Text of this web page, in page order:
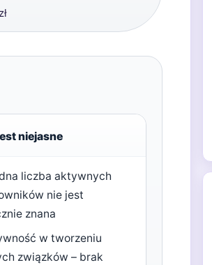
niejasne
liczba aktywnych
nie jest
znana
w tworzeniu
związków – brak